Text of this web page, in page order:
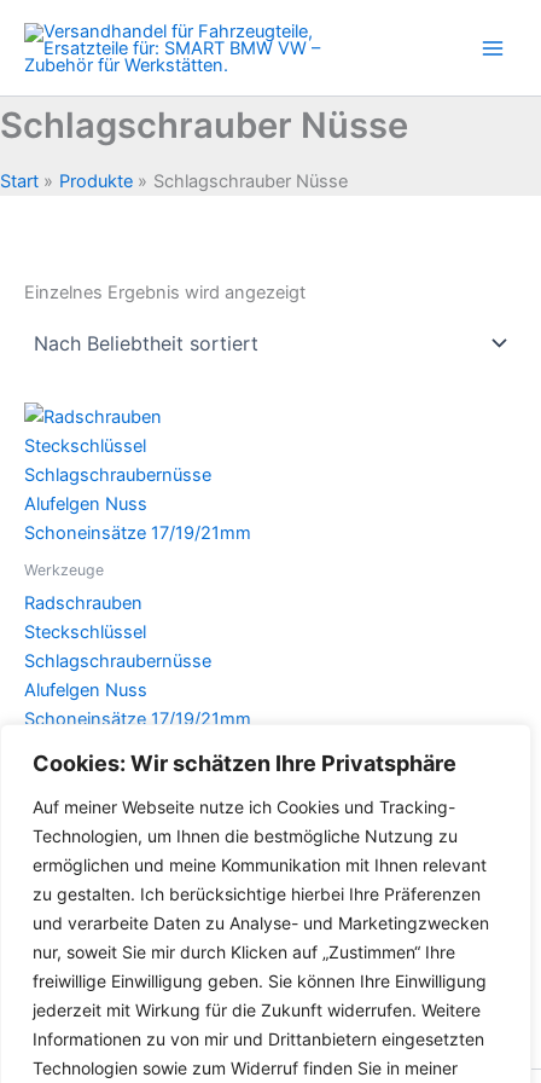
Cookies: Wir schätzen Ihre Privatsphäre
Auf meiner Webseite nutze ich Cookies und Tracking-
Technologien, um Ihnen die bestmögliche Nutzung zu
ermöglichen und meine Kommunikation mit Ihnen relevant
zu gestalten. Ich berücksichtige hierbei Ihre Präferenzen
und verarbeite Daten zu Analyse- und Marketingzwecken
nur, soweit Sie mir durch Klicken auf „Zustimmen“ Ihre
freiwillige Einwilligung geben. Sie können Ihre Einwilligung
jederzeit mit Wirkung für die Zukunft widerrufen. Weitere
Informationen zu von mir und Drittanbietern eingesetzten
Technologien sowie zum Widerruf finden Sie in meiner
Inhalt
springen
Schlagschrauber Nüsse
Start Produkte Schlagschrauber Nüsse
Einzelnes Ergebnis wird angezeigt
Werkzeuge
Radschrauben
Steckschlüssel
Schlagschraubernüsse
Alufelgen Nuss
Schoneinsätze 17/19/21mm
Details